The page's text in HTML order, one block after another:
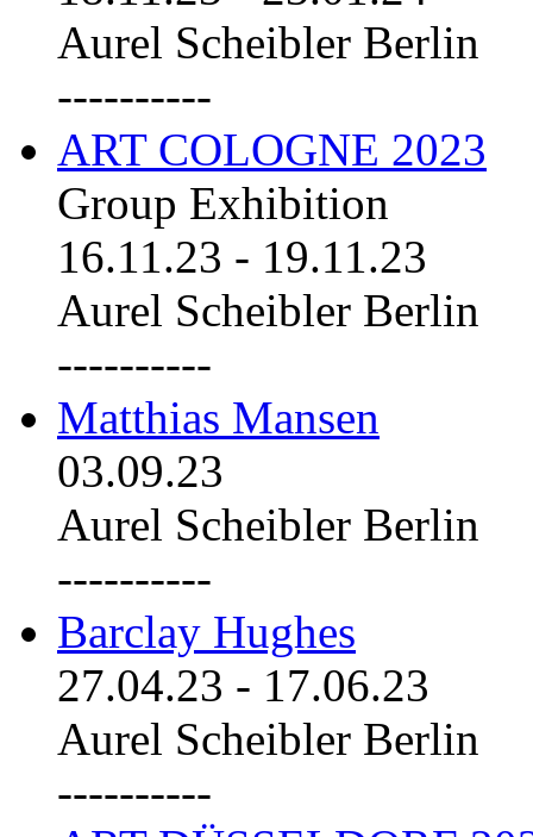
Aurel Scheibler Berlin
----------
ART COLOGNE 2023
Group Exhibition
16.11.23 - 19.11.23
Aurel Scheibler Berlin
----------
Matthias Mansen
03.09.23
Aurel Scheibler Berlin
----------
Barclay Hughes
27.04.23 - 17.06.23
Aurel Scheibler Berlin
----------